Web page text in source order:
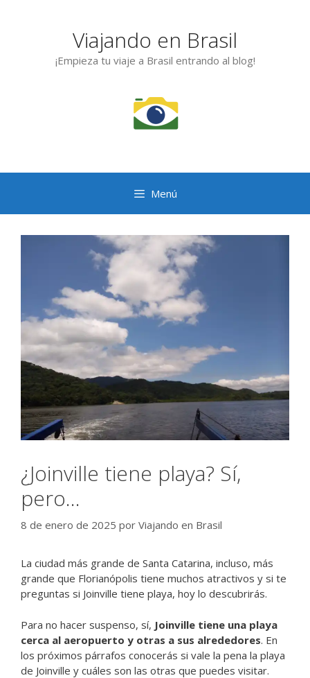
Viajando en Brasil
¡Empieza tu viaje a Brasil entrando al blog!
Menú
¿Joinville tiene playa? Sí,
pero…
8 de enero de 2025 por Viajando en Brasil
La ciudad más grande de Santa Catarina, incluso, más
grande que Florianópolis tiene muchos atractivos y si te
preguntas si Joinville tiene playa, hoy lo descubrirás.
Para no hacer suspenso, sí, Joinville tiene una playa
cerca al aeropuerto y otras a sus alrededores. En
los próximos párrafos conocerás si vale la pena la playa
de Joinville y cuáles son las otras que puedes visitar.